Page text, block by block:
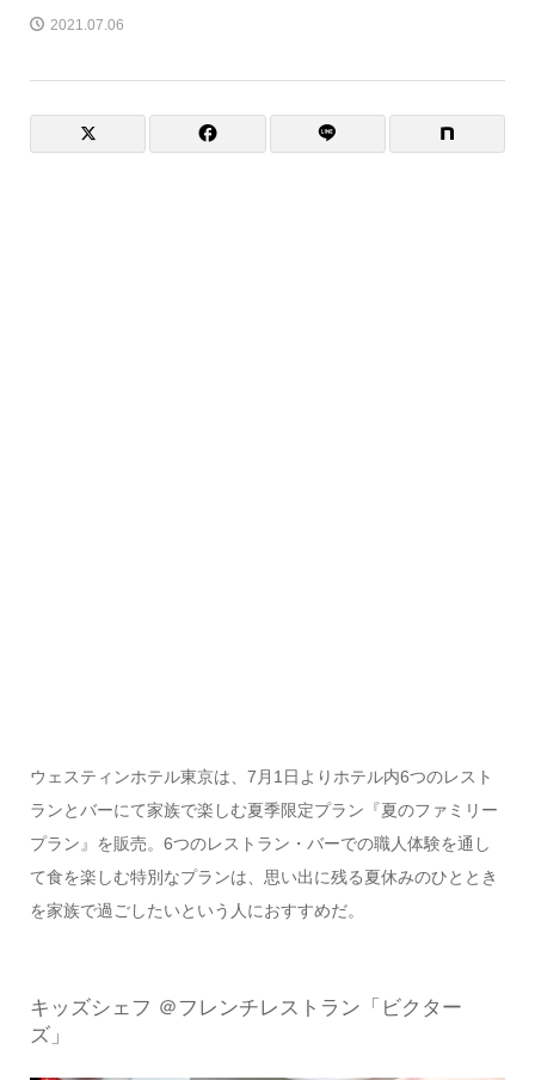
2021.07.06
ウェスティンホテル東京は、7月1日よりホテル内6つのレスト
ランとバーにて家族で楽しむ夏季限定プラン『夏のファミリー
プラン』を販売。6つのレストラン・バーでの職人体験を通し
て食を楽しむ特別なプランは、思い出に残る夏休みのひととき
を家族で過ごしたいという人におすすめだ。
キッズシェフ ＠フレンチレストラン「ビクター
ズ」